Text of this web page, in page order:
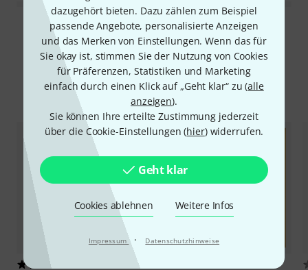
dazugehört bieten. Dazu zählen zum Beispiel
passende Angebote, personalisierte Anzeigen
und das Merken von Einstellungen. Wenn das für
Sie okay ist, stimmen Sie der Nutzung von Cookies
für Präferenzen, Statistiken und Marketing
einfach durch einen Klick auf „Geht klar“ zu (alle
anzeigen).
Sie können Ihre erteilte Zustimmung jederzeit
über die Cookie-Einstellungen (hier) widerrufen.
Geht klar
Cookies ablehnen Weitere Infos
Impressum · Datenschutzhinweise
Alle Bewertungen lesen
Alternativen vergleichen